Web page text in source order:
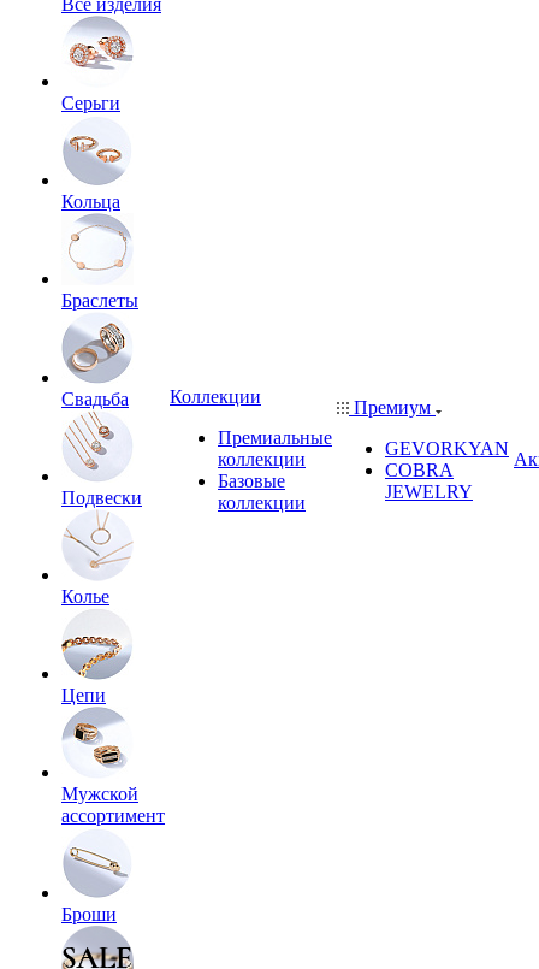
Все изделия
Серьги
Кольца
Браслеты
Свадьба
Подвески
Колье
Цепи
Мужской
ассортимент
Броши
Коллекции
Премиальные
коллекции
Базовые
коллекции
Премиум
GEVORKYAN
COBRA
JEWELRY